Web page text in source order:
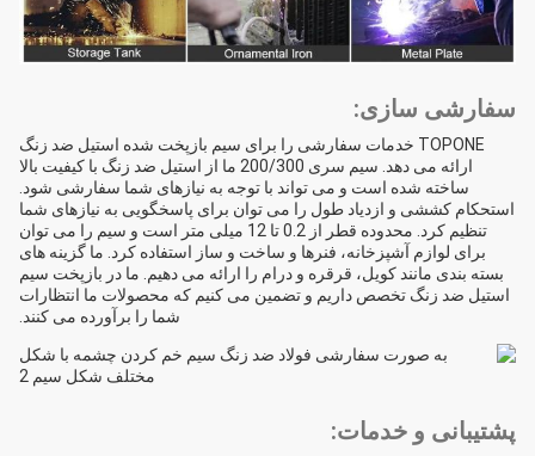
سفارشی سازی:
TOPONE خدمات سفارشی را برای سیم بازپخت شده استیل ضد زنگ
ارائه می دهد. سیم سری 200/300 ما از استیل ضد زنگ با کیفیت بالا
ساخته شده است و می تواند با توجه به نیازهای شما سفارشی شود.
استحکام کششی و ازدیاد طول را می توان برای پاسخگویی به نیازهای شما
تنظیم کرد. محدوده قطر از 0.2 تا 12 میلی متر است و سیم را می توان
برای لوازم آشپزخانه، فنرها و ساخت و ساز استفاده کرد. ما گزینه های
بسته بندی مانند کویل، قرقره و درام را ارائه می دهیم. ما در بازپخت سیم
استیل ضد زنگ تخصص داریم و تضمین می کنیم که محصولات ما انتظارات
شما را برآورده می کنند.
پشتیبانی و خدمات: